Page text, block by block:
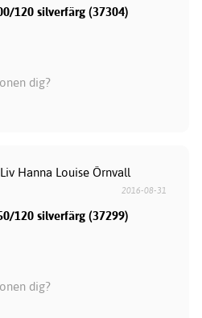
120 silverfärg (37304)
dig?
Hanna Louise Örnvall
2016-08-31
120 silverfärg (37299)
dig?